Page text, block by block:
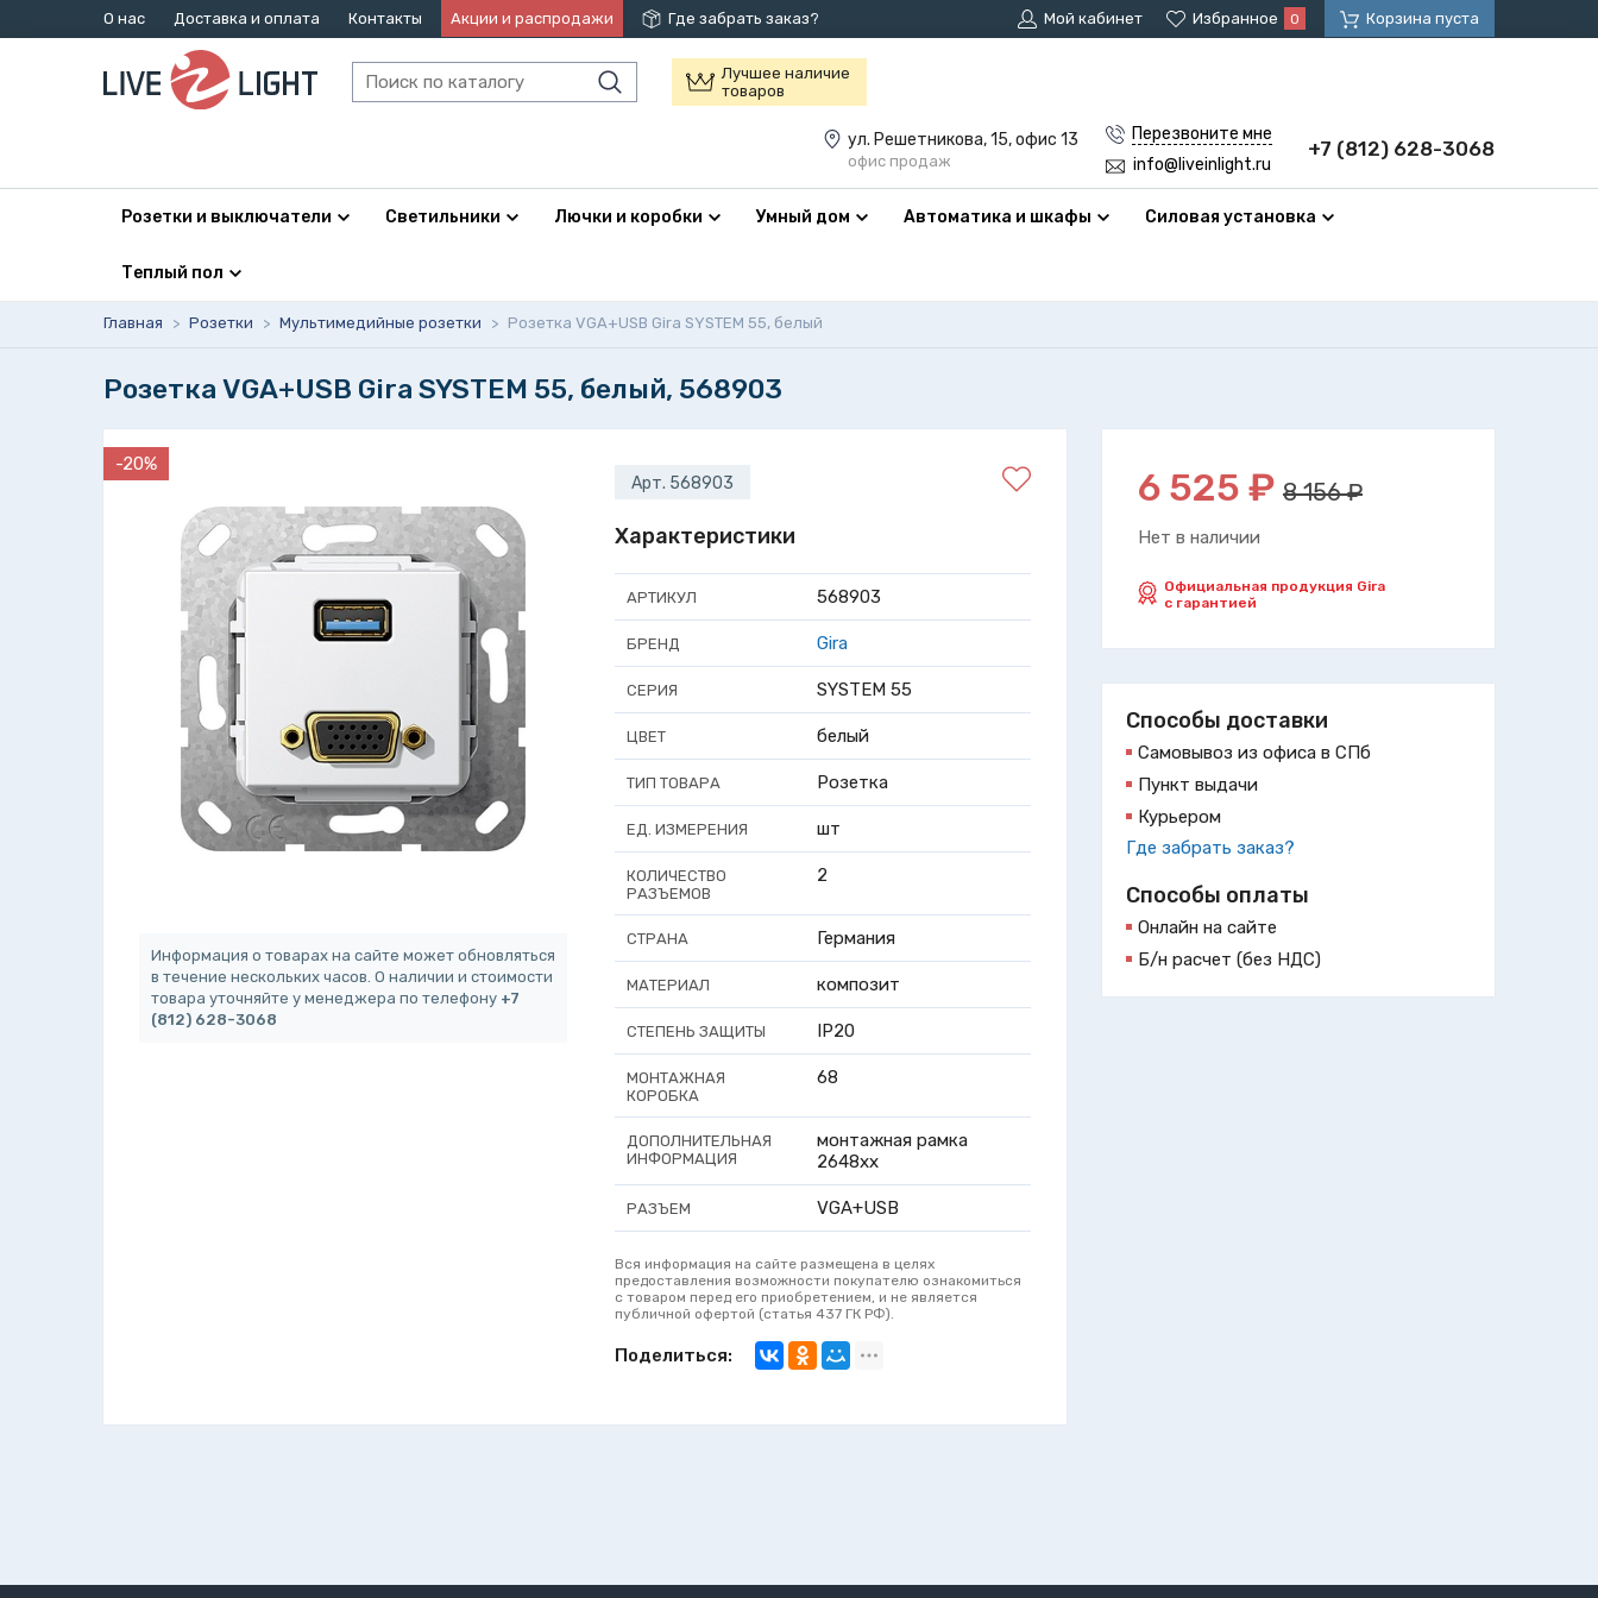
О нас Доставка и оплата Контакты Акции и распродажи Где забрать заказ? Мой кабинет Избранное 0 Корзина пуста
Лучшее наличие
товаров
ул. Решетникова, 15, офис 13
офис продаж
Перезвоните мне
info@liveinlight.ru
+7 (812) 628-3068
Розетки и выключатели Светильники Лючки и коробки Умный дом Автоматика и шкафы Силовая установка
Теплый пол
Главная > Розетки > Мультимедийные розетки > Розетка VGA+USB Gira SYSTEM 55, белый
Розетка VGA+USB Gira SYSTEM 55, белый, 568903
6 525 ₽ 8 156 ₽
Нет в наличии
Официальная продукция Gira
с гарантией
Способы доставки
Самовывоз из офиса в СПб
Пункт выдачи
Курьером
Где забрать заказ?
Способы оплаты
Онлайн на сайте
Б/н расчет (без НДС)
-20%
Информация о товарах на сайте может обновляться
в течение нескольких часов. О наличии и стоимости
товара уточняйте у менеджера по телефону +7
(812) 628-3068
Арт. 568903
Характеристики
АРТИКУЛ 568903
БРЕНД Gira
СЕРИЯ SYSTEM 55
ЦВЕТ белый
ТИП ТОВАРА Розетка
ЕД. ИЗМЕРЕНИЯ шт
КОЛИЧЕСТВО
РАЗЪЕМОВ
2
СТРАНА Германия
МАТЕРИАЛ композит
СТЕПЕНЬ ЗАЩИТЫ IP20
МОНТАЖНАЯ
КОРОБКА
68
ДОПОЛНИТЕЛЬНАЯ
ИНФОРМАЦИЯ
монтажная рамка
2648хх
РАЗЪЕМ VGA+USB
Вся информация на сайте размещена в целях
предоставления возможности покупателю ознакомиться
с товаром перед его приобретением, и не является
публичной офертой (статья 437 ГК РФ).
Поделиться: